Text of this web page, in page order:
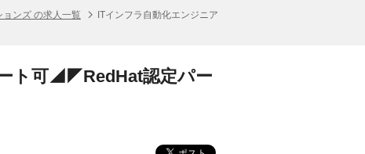
ンズ の求人一覧
ITインフラ自動化エンジニア
ト可◢◤RedHat認定パー